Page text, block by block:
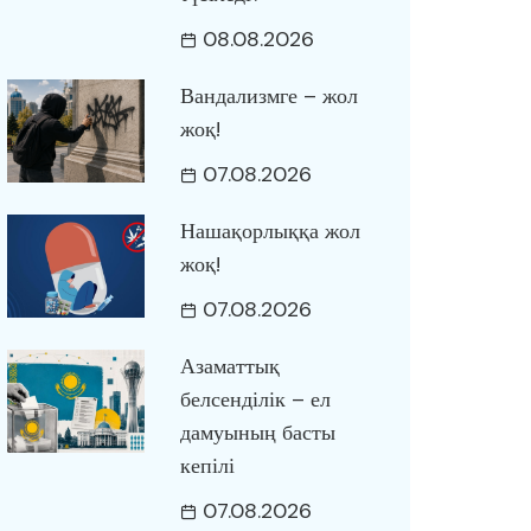
08.08.2026
Вандализмге – жол
жоқ!
07.08.2026
Нашақорлыққа жол
жоқ!
07.08.2026
Азаматтық
белсенділік – ел
дамуының басты
кепілі
07.08.2026